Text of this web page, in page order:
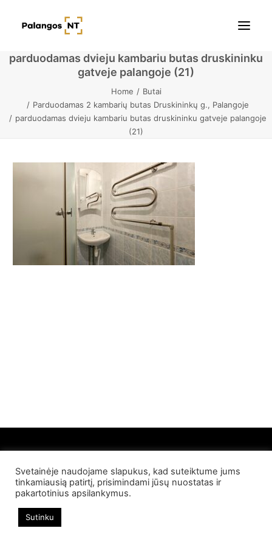
Butai
Žemės sklypai
Kontaktai
parduodamas dvieju kambariu butas druskininku
gatveje palangoje (21)
Home
Butai
Parduodamas 2 kambarių butas Druskininkų g., Palangoje
parduodamas dvieju kambariu butas druskininku gatveje palangoje
(21)
© 2022 Palangos NT. Visos teisės saugomos
Svetainėje naudojame slapukus, kad suteiktume jums
tinkamiausią patirtį, prisimindami jūsų nuostatas ir
pakartotinius apsilankymus.
Sutinku